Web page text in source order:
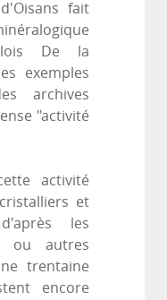
fait
De la
exemples
archives
"activité
activité
et
les
ou autres
trentaine
encore